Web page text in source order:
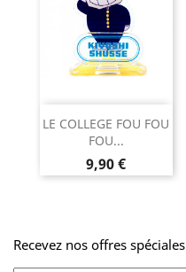
LE COLLEGE FOU FOU
FOU...
Prix
9,90 €
Recevez nos offres spéciales